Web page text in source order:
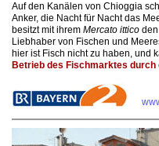
Auf den Kanälen von Chioggia
Anker, die Nacht für Nacht das
besitzt mit ihrem Mercato ittico
Liebhaber von Fischen und
hier ist Fisch nicht zu haben, und
Betrieb des Fischmarktes durch